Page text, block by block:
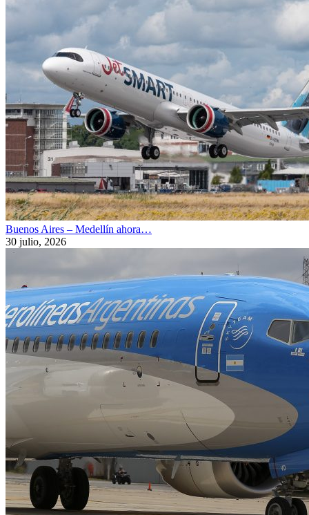
Buenos Aires – Medellín ahora…
30 julio, 2026